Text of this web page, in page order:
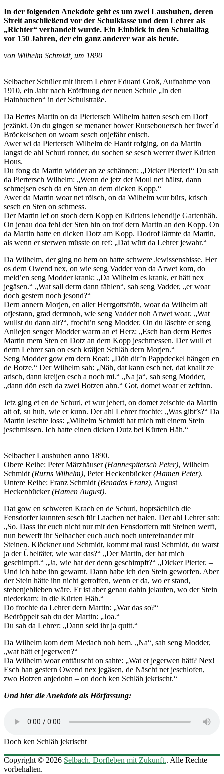
In der folgenden Anekdote geht es um zwei Lausbuben, deren
Streit anschließend vor der Schulklasse und dem Lehrer als
„Richter“ verhandelt wurde. Ein Einblick in den Schulalltag
vor 150 Jahren, der ein ganz anderer war als heute.
von Wilhelm Schmidt, um 1890
Selbacher Schüler mit ihrem Lehrer Eduard Groß, Aufnahme von
1910, ein Jahr nach Eröffnung der neuen Schule „In den
Hainbuchen“ in der Schulstraße.
Da Bertes Martin on da Piertersch Wilhelm hatten sesch em Dorf
jezänkt. On du gingen se menaner bower Rursebouersch her üwer`d
Bröckelschen on woarn sesch onjefähr enisch.
Awer wi da Piertersch Wilhelm de Hardt rofging, on da Martin
langst de ahl Schurl ronner, du sochen se sesch werrer üwer Kürten
Hous.
Du fong da Martin widder an ze schännen: „Dicker Pierter!“ Du sah
da Piertersch Wilhelm: „Wenn de jetz det Moul net hältst, dann
schmejsen esch da en Sten an dern dicken Kopp.“
Awer da Martin woar net röisch, on da Wilhelm wur bürs, krisch
sesch en Sten on schmess.
Der Martin lef on stoch dern Kopp en Kürtens lebendije Gartenhäh.
On jenau doa fehl der Sten hin on trof dern Martin an den Kopp. On
da Martin hatte en dicken Dotz am Kopp. Dodrof lärmte da Martin,
als wenn er sterwen müsste on ref: „Dat würt da Lehrer jewahr.“
Da Wilhelm, der ging no hem on hatte schwere Jewissensbisse. Her
os dern Owend nex, on wie seng Vadder von da Arwet kom, do
meld’en seng Modder krank: „Da Wilhelm es krank, er hätt nex
jegäsen.“ „Wat sall derm dann fählen“, sah seng Vadder, „er woar
doch gestern noch jesond?“
Dern annern Morjen, en aller Herrgottsfröh, woar da Wilhelm alt
ofjestann, grad dermnoh, wie seng Vadder noh Arwet woar. „Wat
wullst du dann alt?“, frocht’n seng Modder. On du läschte er seng
Anliejen senger Modder warm an et Herz: „Esch han derm Bertes
Martin mem Sten en Dotz an dern Kopp jeschmessen. Der wull et
derm Lehrer san on esch kräijen Schläh dern Morjen.“
Seng Modder gow em dern Roat: „Döh dir’n Pappdeckel hängen en
de Botze.“ Der Wilhelm sah: „Näh, dat kann esch net, dat knallt ze
arisch, dann kreijen esch a noch mi.“ „Na ja“, sah seng Modder,
„dann dön esch da zwei Botzen ahn.“ Got, domet woar er zefrinn.
Jetz ging et en de Schurl, et wur jebert, on domet zeischte da Martin
alt of, su huh, wie er kunn. Der ahl Lehrer frochte: „Was gibt’s?“ Da
Martin leschte loss: „Wilhelm Schmidt hat mich mit einem Stein
jeschmissen. Ich hatte einen dicken Dutz bei Kürten Häh.“
Selbacher Lausbuben anno 1890.
Obere Reihe: Peter Märzhäuser(Hannespitersch Peter), Wilhelm
Schmidt (Rurns Wilhelm), Peter Heckenbücker(Hamen Peter).
Untere Reihe: Franz Schmidt (Benades Franz), August
Heckenbücker(Hamen August).
Dat gow en schweren Krach en de Schurl, hoptsächlich die
Fensdorfer kunnten sesch für Laachen net halen. Der ahl Lehrer sah:
„So. Dass ihr euch nicht nur mit den Fensdorfern mit Steinen werft,
nun bewerft ihr Selbacher euch auch noch untereinander mit
Steinen. Klöckner und Schmidt, kommt mal raus! Schmidt, du warst
ja der Übeltäter, wie war das?“ „Der Martin, der hat mich
geschimpft.“ „Ja, wie hat der denn geschimpft?“ „Dicker Pierter. –
Und ich habe ihn gewarnt. Dann habe ich den Stein geworfen. Aber
der Stein hätte ihn nicht getroffen, wenn er da, wo er stand,
stehenjeblieben wäre. Er ist aber genau dahin jelaufen, wo der Stein
niederkam: In die Kürten Häh.“
Do frochte da Lehrer dern Martin: „War das so?“
Bedröppelt sah du der Martin: „Joa.“
Du sah da Lehrer: „Dann seid ihr ja quitt.“
Da Wilhelm kom dern Medach noh hem. „Na“, sah seng Modder,
„wat hätt et jegerwen?“
Da Wilhelm woar enttäuscht on sahte: „Wat et jegerwen hätt? Nex!
Esch han gestern Owend nex jegäsen, de Näscht net jeschlofen,
zwo Botzen anjedohn – on doch ken Schläh jekrischt.“
Und hier die Anekdote als Hörfassung:
Doch ken Schläh jekrischt
Copyright © 2026 Selbach. Dorfleben mit Zukunft.. Alle Rechte
vorbehalten.